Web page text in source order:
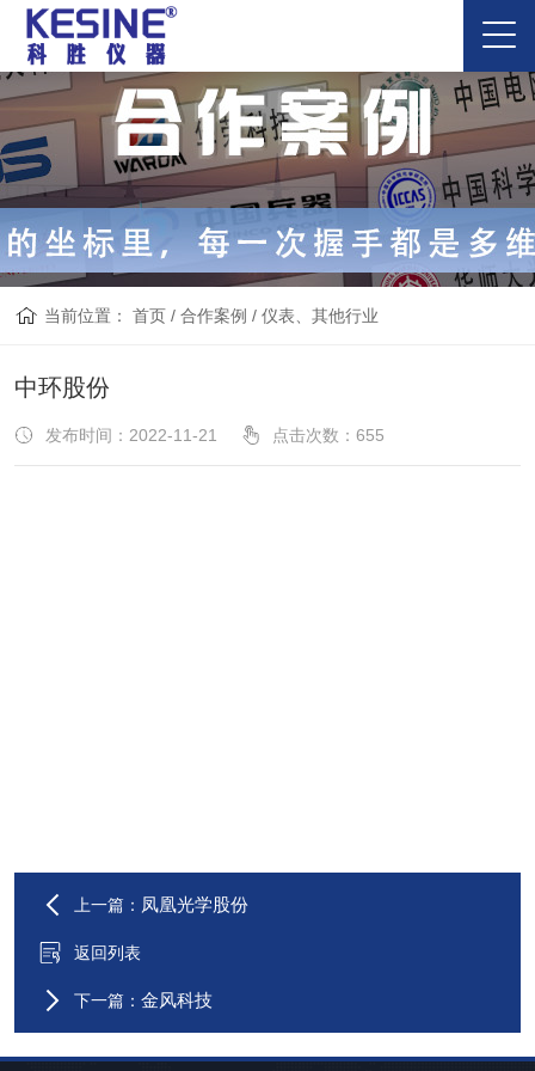
当前位置：首页 /合作案例 /仪表、其他行业
中环股份
发布时间：2022-11-21 点击次数： 655
上一篇： 凤凰光学股份
返回列表
下一篇： 金风科技